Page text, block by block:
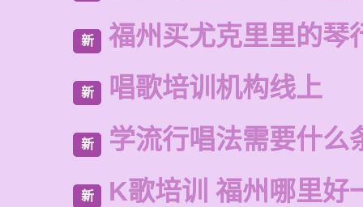
新 福州买尤克里里的琴
新 唱歌培训机构线上
新 学流行唱法需要什么
新 K歌培训 福州哪里好